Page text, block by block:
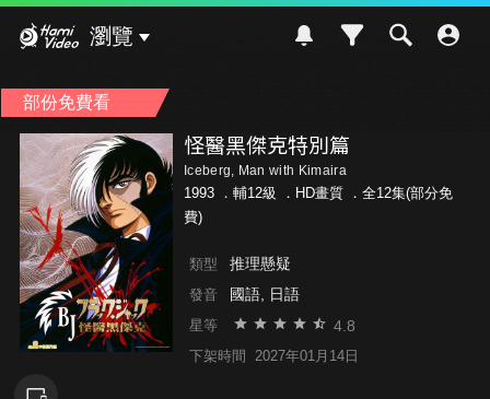
瀏覽
部份免費看
怪醫黑傑克特別篇
Iceberg, Man with Kimaira
1993 ． 輔12級
．HD畫質 ．全12集(部分免
費)
類型 推理懸疑
發音 國語, 日語
星等 4.8
下架時間 2027年01月14日